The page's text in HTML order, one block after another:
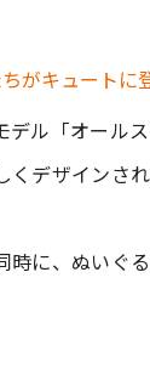
ル「オール
デザインされ
に、ぬいぐ